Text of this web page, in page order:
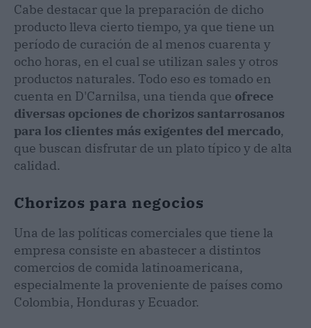
Cabe destacar que la preparación de dicho
producto lleva cierto tiempo, ya que tiene un
período de curación de al menos cuarenta y
ocho horas, en el cual se utilizan sales y otros
productos naturales. Todo eso es tomado en
cuenta en D'Carnilsa, una tienda que ofrece
diversas opciones de chorizos santarrosanos
para los clientes más exigentes del mercado,
que buscan disfrutar de un plato típico y de alta
calidad.
Chorizos para negocios
Una de las políticas comerciales que tiene la
empresa consiste en abastecer a distintos
comercios de comida latinoamericana,
especialmente la proveniente de países como
Colombia, Honduras y Ecuador.